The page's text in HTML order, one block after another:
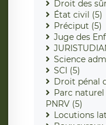
Droit des
État civil (5)
Préciput (5)
Juge des
Science
SCI (5)
Droit pénal
Parc
PNRV (5)
Locutions